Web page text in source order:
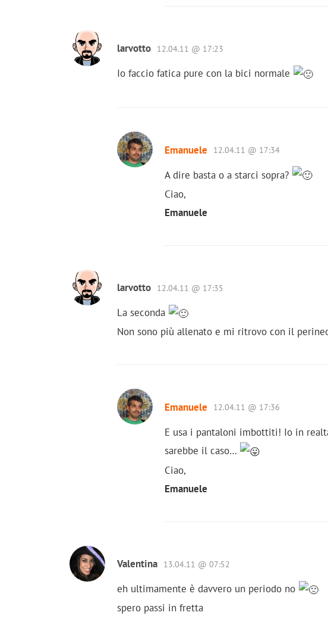
larvotto 12.04.11 @ 17:23
Io faccio fatica pure con la bici normale
Emanuele 12.04.11 @ 17:34
A dire basta o a starci sopra?
Ciao,
Emanuele
larvotto 12.04.11 @ 17:35
La seconda
Non sono più allenato e mi ritrovo con il
Emanuele 12.04.11 @ 17:36
E usa i pantaloni imbottiti! Io in
sarebbe il caso…
Ciao,
Emanuele
Valentina 13.04.11 @ 07:52
eh ultimamente è davvero un periodo no
spero passi in fretta